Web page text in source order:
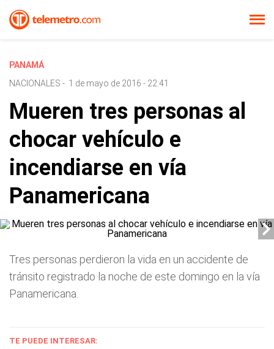
PANAMÁ
NACIONALES - 1 de mayo de 2016 - 22:41
Mueren tres personas al
chocar vehículo e
incendiarse en vía
Panamericana
Tres personas perdieron la vida en un accidente de
tránsito registrado la noche de este domingo en la vía
Panamericana.
TE PUEDE INTERESAR: